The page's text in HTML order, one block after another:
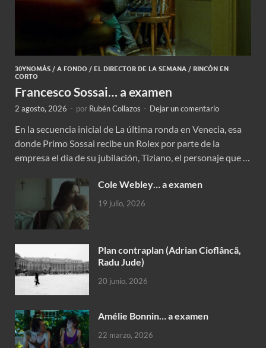
30YNOMÁS / A FONDO / EL DIRECTOR DE LA SEMANA / RINCÓN EN
CORTO
Francesco Sossai… a examen
2 agosto, 2026 - por Rubén Collazos - Dejar un comentario
En la secuencia inicial de La última ronda en Venecia, esa
donde Primo Sossai recibe un Rolex por parte de la
empresa el día de su jubilación, Tiziano, el personaje que …
Cole Webley… a examen
19 julio, 2026
Plan contraplan (Adrian Cioflâncã,
Radu Jude)
20 junio, 2026
Amélie Bonnin… a examen
22 marzo, 2026